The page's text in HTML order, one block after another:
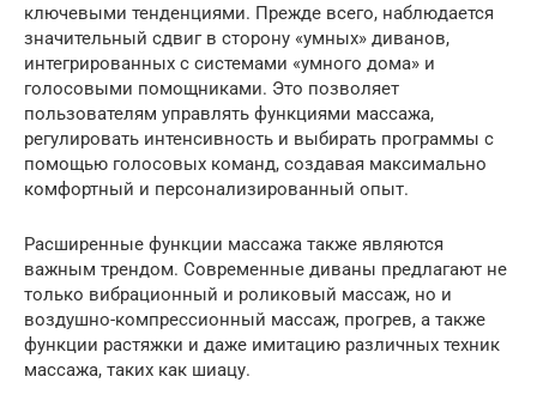
ключевыми тенденциями. Прежде всего, наблюдается
значительный сдвиг в сторону «умных» диванов,
интегрированных с системами «умного дома» и
голосовыми помощниками. Это позволяет
пользователям управлять функциями массажа,
регулировать интенсивность и выбирать программы с
помощью голосовых команд, создавая максимально
комфортный и персонализированный опыт.
Расширенные функции массажа также являются
важным трендом. Современные диваны предлагают не
только вибрационный и роликовый массаж, но и
воздушно-компрессионный массаж, прогрев, а также
функции растяжки и даже имитацию различных техник
массажа, таких как шиацу.